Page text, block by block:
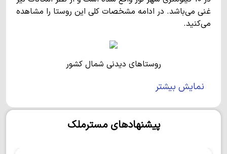
غنی می‌باشد. در ادامه مشخصات کلی این روستا را مشاهده
می‌کنید.
روستاهای دیدنی شمال کشور
روستای کاردگر کلا
همانطور که ذکر شد فاصله‌ی این روستا تا شهر نور حدود 10
کیلومتر می‌باشد. یکی از ویژگی‌های بارز
روستای کاردگر
این است که ورودی روستا روبروی جنگل الیمالات قرار
نمایش بیشتر
پیشنهادهای مسترملک